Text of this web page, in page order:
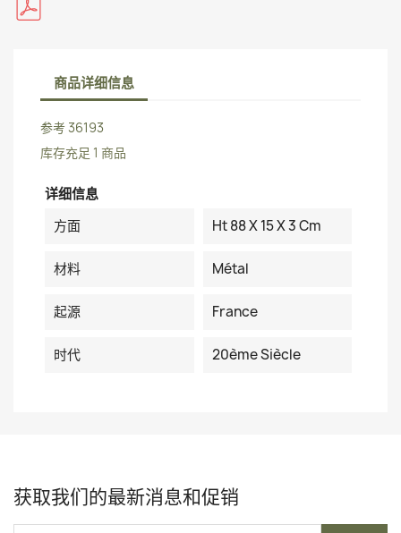
商品详细信息
参考36193
库存充足 1 商品
详细信息
方面
Ht 88 X 15 X 3 Cm
材料 Métal
起源 France
时代 20ème Siècle
获取我们的最新消息和促销